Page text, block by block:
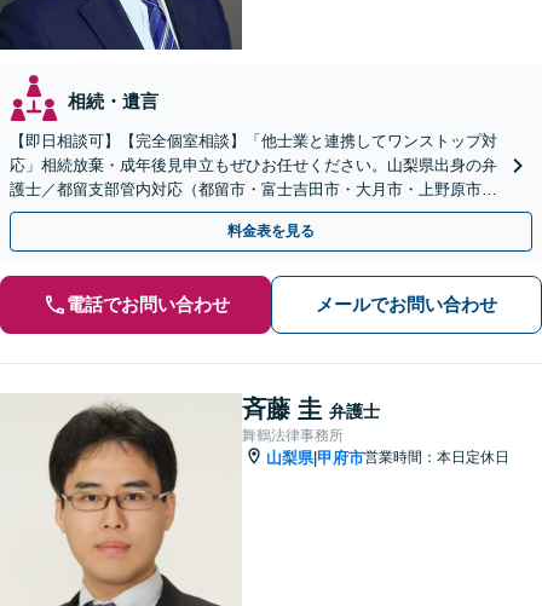
相続・遺言
【即日相談可】【完全個室相談】「他士業と連携してワンストップ対
応」相続放棄・成年後見申立もぜひお任せください。山梨県出身の弁
護士／都留支部管内対応（都留市・富士吉田市・大月市・上野原市・
富士河口湖町・西桂町ほか）
料金表を見る
電話でお問い合わせ メールでお問い合わせ
斉藤 圭 弁護士
舞鶴法律事務所
山梨県|甲府市営業時間：本日定休日